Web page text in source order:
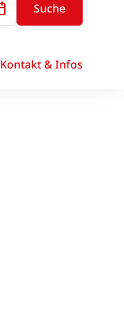
Suche
Kontakt & Infos